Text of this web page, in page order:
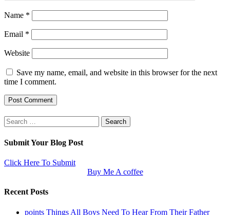
Name *
Email *
Website
Save my name, email, and website in this browser for the next
time I comment.
Search
for:
Submit Your Blog Post
Click Here To Submit
Buy Me A coffee
Recent Posts
points Things All Boys Need To Hear From Their Father